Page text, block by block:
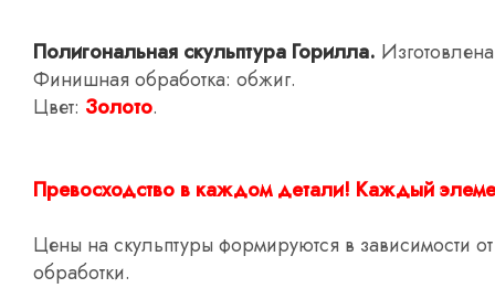
Полигональная скульптура Горилла.
Финишная обработка: обжиг.
Цвет: Золото.
Превосходство в каждом детали! Каждый
Цены на скульптуры формируются в зависимости
обработки.